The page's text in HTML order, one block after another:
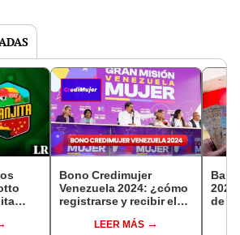
Bono Credimujer
Venezuela 2024: ¿cómo
registrarse y recibir el
GUÍA FÁCIL
LEER MÁS
de